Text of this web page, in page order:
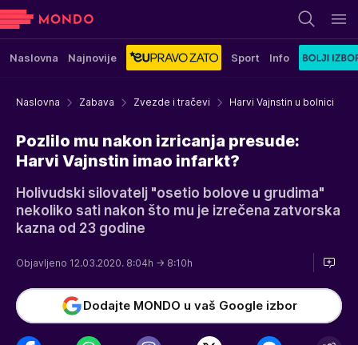
Naslovna Najnovije Sport Info
Naslovna Zabava Zvezde i tračevi Harvi Vajnstin u bolnici
Pozlilo mu nakon izricanja presude:
Harvi Vajnstin imao infarkt?
Holivudski silovatelj "osetio bolove u grudima"
nekoliko sati nakon što mu je izrečena zatvorska
kazna od 23 godine
Objavljeno 12.03.2020. 8:04h → 8:10h
Dodajte MONDO u vaš Google izbor